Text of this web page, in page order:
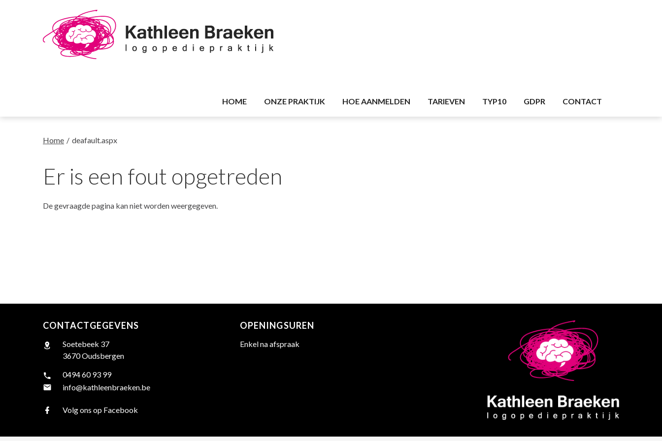
HOME ONZE PRAKTIJK HOE AANMELDEN TARIEVEN TYP10 GDPR CONTACT
Home deafault.aspx
Er is een fout opgetreden
De gevraagde pagina kan niet worden weergegeven.
CONTACTGEGEVENS
Soetebeek 37
3670 Oudsbergen
0494 60 93 99
info@kathleenbraeken.be
Volg ons op Facebook
OPENINGSUREN
Enkel na afspraak